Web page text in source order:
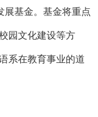
展基金。基金将重点
园文化建设等方
系在教育事业的道